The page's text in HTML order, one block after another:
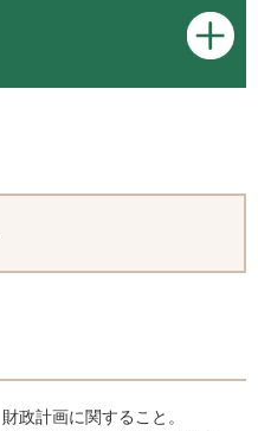
政計画に関すること。